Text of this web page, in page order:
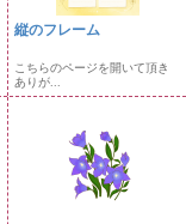
縦のフレーム
こちらのページを開いて頂き
ありが...